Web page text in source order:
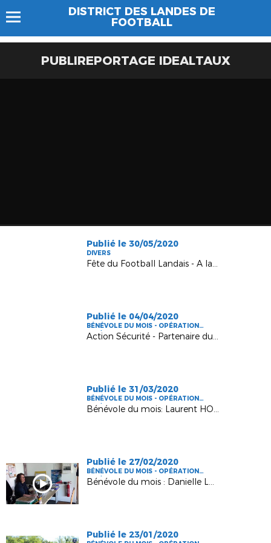
DISTRICT DES LANDES DE
FOOTBALL
PUBLIREPORTAGE IDEALTAUX
Publié le 30/05/2020
DIVERS
Fête du Football Landais - A la saison prochaine
Publié le 04/04/2020
BÉNÉVOLE DU MOIS - OPÉRATION
FFF/DLF
Action Sécurité - Partenaire du District des Landes de football
Publié le 31/03/2020
BÉNÉVOLE DU MOIS - OPÉRATION
FFF/DLF
Bénévole du mois: Laurent HONDELATTE
Publié le 27/02/2020
BÉNÉVOLE DU MOIS - OPÉRATION
FFF/DLF
Bénévole du mois : Danielle LACOSTE
Publié le 23/01/2020